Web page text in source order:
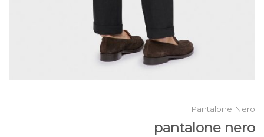
Pantalone Nero
pantalone nero